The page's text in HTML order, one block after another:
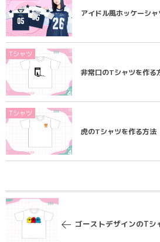
アイドル風ホッケーシ
Tシャツ
非常口のTシャツを作る
Tシャツ
虎のTシャツを作る方法
ゴーストデザインのTシ